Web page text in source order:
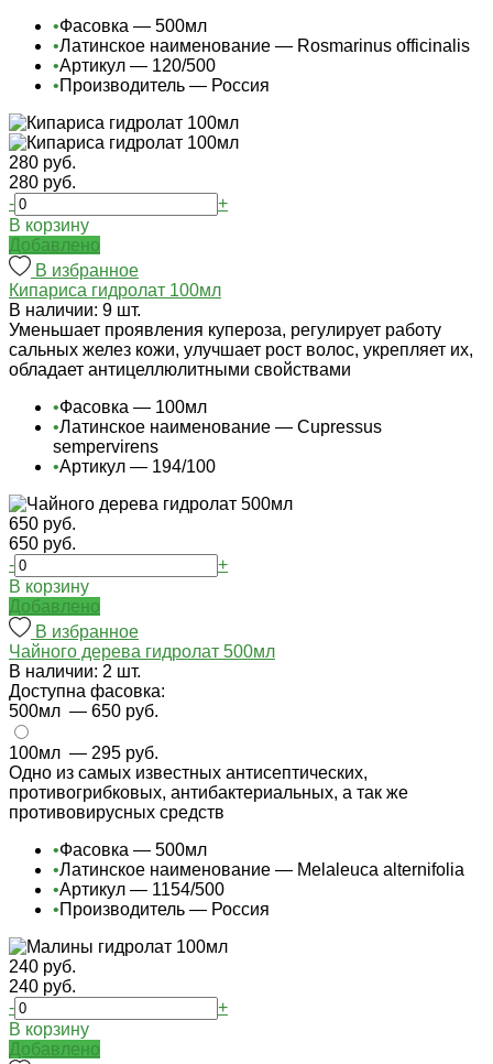
•Фасовка — 500мл
•Латинское наименование — Rosmarinus officinalis
•Артикул — 120/500
•Производитель — Россия
280 руб.
280 руб.
-
+
В корзину
Добавлено
В избранное
Кипариса гидролат 100мл
В наличии: 9 шт.
Уменьшает проявления купероза, регулирует работу
сальных желез кожи, улучшает рост волос, укрепляет их,
обладает антицеллюлитными свойствами
•Фасовка — 100мл
•Латинское наименование — Cupressus
sempervirens
•Артикул — 194/100
650 руб.
650 руб.
-
+
В корзину
Добавлено
В избранное
Чайного дерева гидролат 500мл
В наличии: 2 шт.
Доступна фасовка:
500мл — 650 руб.
100мл — 295 руб.
Одно из самых известных антисептических,
противогрибковых, антибактериальных, а так же
противовирусных средств
•Фасовка — 500мл
•Латинское наименование — Melaleuca alternifolia
•Артикул — 1154/500
•Производитель — Россия
240 руб.
240 руб.
-
+
В корзину
Добавлено